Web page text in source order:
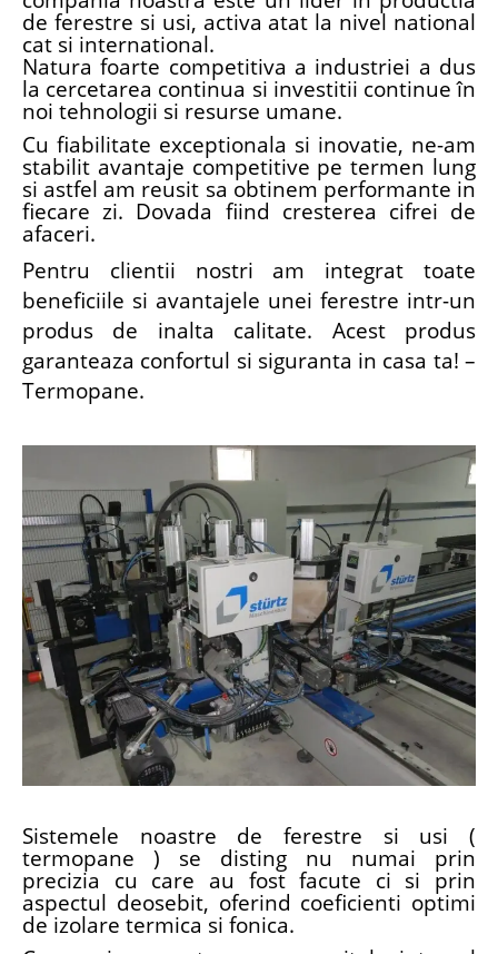
de ferestre si usi, activa atat la nivel national
cat si international.
Natura foarte competitiva a industriei a dus
la cercetarea continua si investitii continue în
noi tehnologii si resurse umane.
Cu fiabilitate exceptionala si inovatie, ne-am
stabilit avantaje competitive pe termen lung
si astfel am reusit sa obtinem performante in
fiecare zi. Dovada fiind cresterea cifrei de
afaceri.
Pentru clientii nostri am integrat toate
beneficiile si avantajele unei ferestre intr-un
produs de inalta calitate. Acest produs
garanteaza confortul si siguranta in casa ta! –
Termopane.
Sistemele noastre de ferestre si usi (
termopane ) se disting nu numai prin
precizia cu care au fost facute ci si prin
aspectul deosebit, oferind coeficienti optimi
de izolare termica si fonica.